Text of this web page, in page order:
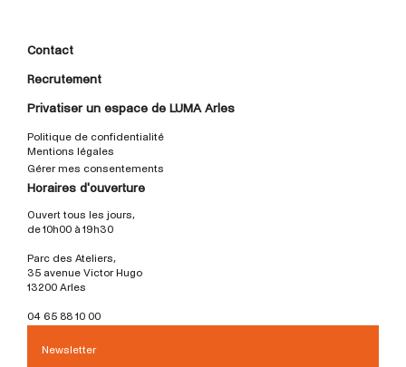
Contact
Recrutement
Privatiser un espace de LUMA Arles
Politique de confidentialité
Mentions légales
Gérer mes consentements
Horaires d'ouverture
Ouvert tous les jours,
de 10h00 à 19h30
Parc des Ateliers,
35 avenue Victor Hugo
13200 Arles
04 65 88 10 00
Newsletter